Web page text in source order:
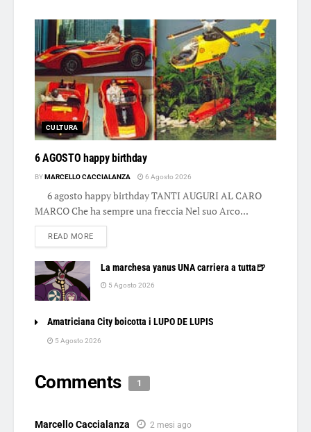
CULTURA
6 AGOSTO happy birthday
BYMARCELLO CACCIALANZA 6 Agosto 2026
6 agosto happy birthday TANTI AUGURI AL CARO
MARCO Che ha sempre una freccia Nel suo Arco...
READ MOREDETAILS
La marchesa yanus UNA carriera a tutta🍺
5 Agosto 2026
Amatriciana City boicotta i LUPO DE LUPIS
5 Agosto 2026
Comments 1
Marcello Caccialanza 2 mesi ago